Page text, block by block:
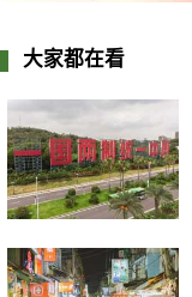
大家都在看